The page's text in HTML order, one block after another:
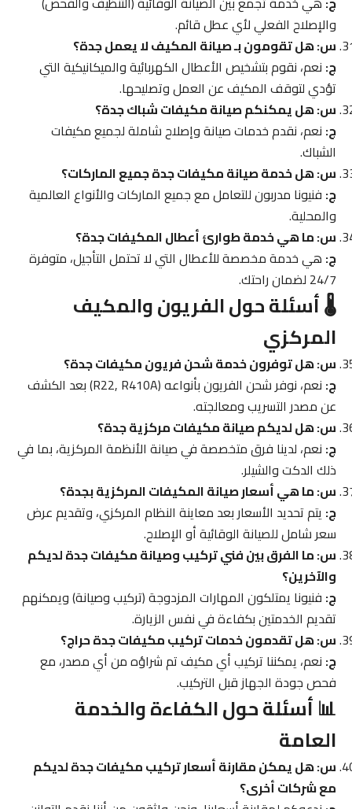
والإصلاح الفعلي لأي عطل قائم.
س: هل تقومون بـ صيانة المكيف لا يعمل جدة؟
ج: نعم، نقوم بتشخيص الأعطال الكهربائية والميكانيكية التي
تؤدي لتوقف المكيف عن العمل وتصليحها.
س: هل يمكنكم صيانة مكيفات شباك جدة؟
ج: نعم، نقدم خدمات صيانة وإصلاح شاملة لجميع مكيفات
الشباك.
س: هل خدمة صيانة مكيفات جدة جميع الماركات؟
ج: فنيونا مدربون للتعامل مع جميع الماركات والأنواع العالمية
والمحلية.
س: ما هي خدمة طوارئ أعطال المكيفات جدة؟
ج: هي خدمة مخصصة للأعطال التي لا تحتمل التأجيل، متوفرة
24/7 لضمان راحتك.
🌡️ أسئلة حول الفريون والمكيف
المركزي
س: هل توفرون خدمة شحن فريون مكيفات جدة؟
ج:
نعم، نوفر شحن الفريون بأنواعه (R22, R410A) بعد الكشف
عن مصدر التسريب ومعالجته.
س: هل لديكم صيانة مكيفات مركزية جدة؟
ج: نعم، لدينا فرق متخصصة في صيانة الأنظمة المركزية، بما في
ذلك الدكت والشيلر.
س: ما هي أسعار صيانة المكيفات المركزية بجدة؟
ج: يتم تحديد الأسعار بعد معاينة النظام المركزي، وتقديم عرض
سعر شامل للصيانة الوقائية أو الإصلاح.
س: ما الفرق بين فني تركيب وصيانة مكيفات جدة لديكم
والآخرين؟
ج: فنيونا يمتلكون المهارات المزدوجة (تركيب وصيانة) ويمكنهم
تقديم الخدمتين بكفاءة في نفس الزيارة.
س: هل تقدمون خدمات تركيب مكيفات جدة حراج؟
ج: نعم، يمكننا تركيب أي مكيف تم شراؤه من أي مصدر، مع
فحص جودة الجهاز قبل التركيب.
📊 أسئلة حول الكفاءة والخدمة
العامة
س: هل يمكن مقارنة أسعار تركيب مكيفات جدة لديكم
مع شركات أخرى؟